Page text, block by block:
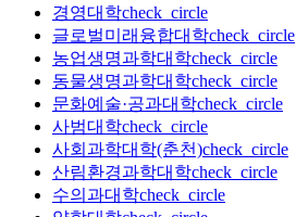
경영대학check_circle
글로벌미래융합대학check_circle
농업생명과학대학check_circle
동물생명과학대학check_circle
문화예술·공과대학check_circle
사범대학check_circle
사회과학대학(춘천)check_circle
산림환경과학대학check_circle
수의과대학check_circle